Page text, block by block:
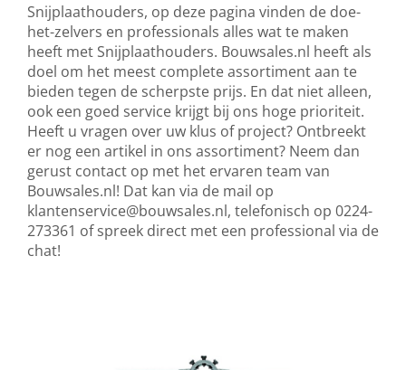
Snijplaathouders, op deze pagina vinden de doe-
het-zelvers en professionals alles wat te maken
heeft met Snijplaathouders. Bouwsales.nl heeft als
doel om het meest complete assortiment aan te
bieden tegen de scherpste prijs. En dat niet alleen,
ook een goed service krijgt bij ons hoge prioriteit.
Heeft u vragen over uw klus of project? Ontbreekt
er nog een artikel in ons assortiment? Neem dan
gerust contact op met het ervaren team van
Bouwsales.nl! Dat kan via de mail op
klantenservice@bouwsales.nl, telefonisch op 0224-
273361 of spreek direct met een professional via de
chat!